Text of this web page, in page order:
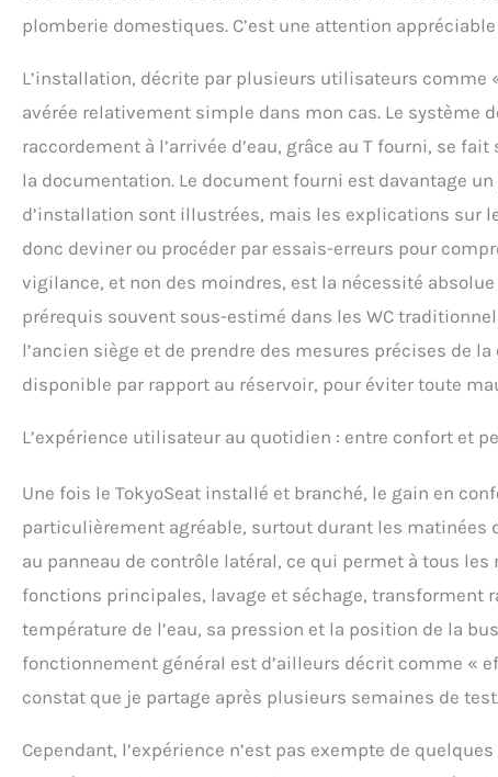
environnementale.
satisfaction va au-
équipe sera à
contacter pour
installation sans
plomberie domestiques. C’est une attention
L’installation, décrite par plusieurs utilisateurs
avérée relativement simple dans mon cas. Le système
raccordement à l’arrivée d’eau, grâce au T fourni, se
la documentation. Le document fourni est davantage
d’installation sont illustrées, mais les explications sur
donc deviner ou procéder par essais-erreurs pour
vigilance, et non des moindres, est la nécessité
prérequis souvent sous-estimé dans les WC
l’ancien siège et de prendre des mesures précises de
disponible par rapport au réservoir, pour éviter toute
L’expérience utilisateur au quotidien : entre confort et
Une fois le TokyoSeat installé et branché, le gain en
particulièrement agréable, surtout durant les matinées
au panneau de contrôle latéral, ce qui permet à tous
fonctions principales, lavage et séchage, transforment
température de l’eau, sa pression et la position de la
fonctionnement général est d’ailleurs décrit comme «
constat que je partage après plusieurs semaines de
Cependant, l’expérience n’est pas exempte de